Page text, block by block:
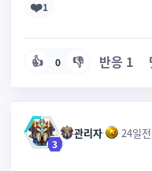
❤️1
👍 0 👎 반응 1
3
관리자· ·24일전